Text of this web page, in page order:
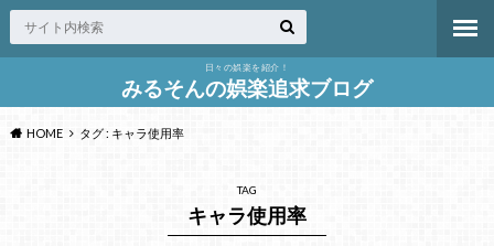
日々の娯楽を紹介！
みるそんの娯楽追求ブログ
HOME タグ : キャラ使用率
TAG
キャラ使用率